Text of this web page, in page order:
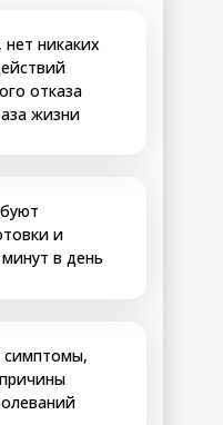
и
в день
симптомы,
никаких
отказа
жизни
и
8-14 день